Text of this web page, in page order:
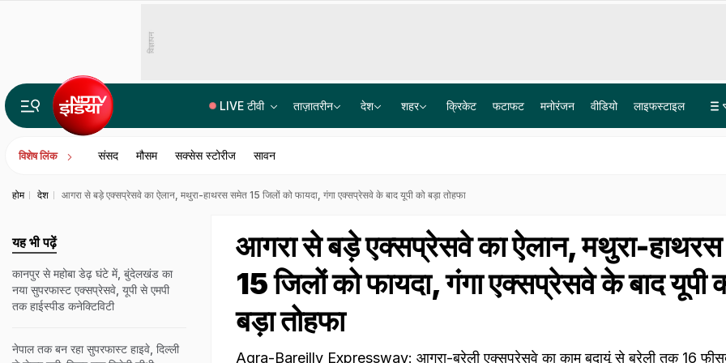
विज्ञापन
LIVE टीवी ताज़ातरीन देश शहर क्रिकेट फटाफट मनोरंजन वीडियो लाइफस्टाइल
विशेष लिंक संसद मौसम सक्सेस स्टोरीज सावन
होम देश आगरा से बड़े एक्सप्रेसवे का ऐलान, मथुरा-हाथरस समेत 15 जिलों को फायदा, गंगा एक्सप्रेसवे के बाद यूपी को बड़ा तोहफा
आगरा से बड़े एक्सप्रेसवे का ऐलान, मथुरा-
15 जिलों को फायदा, गंगा एक्सप्रेसवे के बाद यूपी
बड़ा तोहफा
Agra-Bareilly Expressway: आगरा-बरेली एक्सप्रेसवे का काम बदायूं से बरेली तक 16
यह भी पढ़ें
कानपुर से महोबा डेढ़ घंटे में, बुंदेलखंड का
नया सुपरफास्ट एक्सप्रेसवे, यूपी से एमपी
तक हाईस्पीड कनेक्टिविटी
नेपाल तक बन रहा सुपरफास्ट हाइवे, दिल्ली